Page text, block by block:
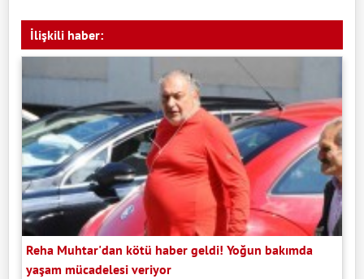
İlişkili haber:
Reha Muhtar'dan kötü haber geldi! Yoğun bakımda
yaşam mücadelesi veriyor